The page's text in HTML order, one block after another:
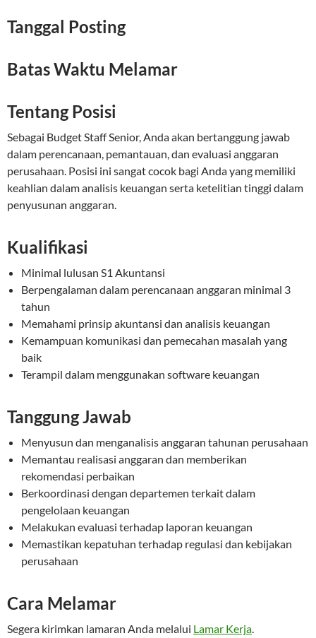
Tanggal Posting
Batas Waktu Melamar
Tentang Posisi
Sebagai Budget Staff Senior, Anda akan bertanggung jawab
dalam perencanaan, pemantauan, dan evaluasi anggaran
perusahaan. Posisi ini sangat cocok bagi Anda yang memiliki
keahlian dalam analisis keuangan serta ketelitian tinggi dalam
penyusunan anggaran.
Kualifikasi
Minimal lulusan S1 Akuntansi
Berpengalaman dalam perencanaan anggaran minimal 3
tahun
Memahami prinsip akuntansi dan analisis keuangan
Kemampuan komunikasi dan pemecahan masalah yang
baik
Terampil dalam menggunakan software keuangan
Tanggung Jawab
Menyusun dan menganalisis anggaran tahunan perusahaan
Memantau realisasi anggaran dan memberikan
rekomendasi perbaikan
Berkoordinasi dengan departemen terkait dalam
pengelolaan keuangan
Melakukan evaluasi terhadap laporan keuangan
Memastikan kepatuhan terhadap regulasi dan kebijakan
perusahaan
Cara Melamar
Segera kirimkan lamaran Anda melalui Lamar Kerja.